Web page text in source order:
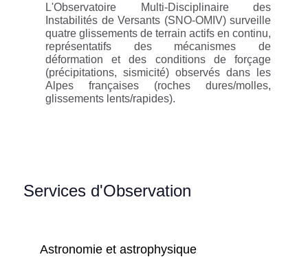
L'Observatoire Multi-Disciplinaire des
Instabilités de Versants (SNO-OMIV) surveille
quatre glissements de terrain actifs en continu,
représentatifs des mécanismes de
déformation et des conditions de forçage
(précipitations, sismicité) observés dans les
Alpes françaises (roches dures/molles,
glissements lents/rapides).
Services d'Observation
Astronomie et astrophysique